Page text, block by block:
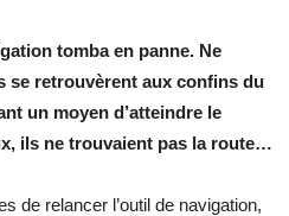
tomba en panne. Ne
se retrouvèrent aux confins du
un moyen d’atteindre le
ils ne trouvaient pas la route…
de relancer l’outil de navigation,